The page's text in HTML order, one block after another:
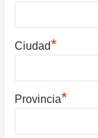
Ciudad*
Provincia*